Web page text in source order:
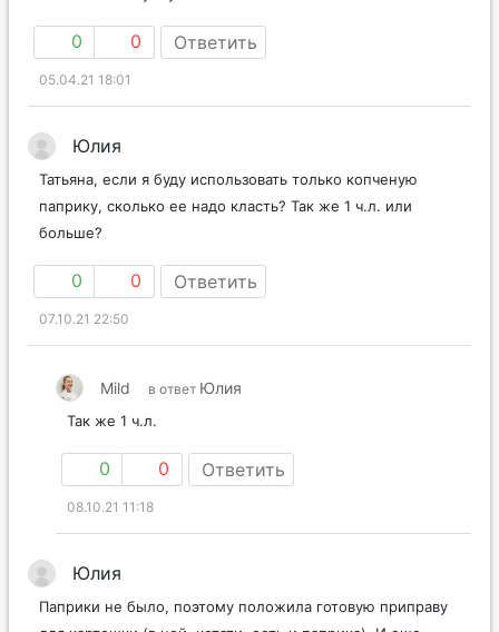
0 0 Ответить
05.04.21 18:01
Юлия
Татьяна, если я буду использовать только копченую
паприку, сколько ее надо класть? Так же 1 ч.л. или
больше?
0 0 Ответить
07.10.21 22:50
Mild в ответ Юлия
Так же 1 ч.л.
0 0 Ответить
08.10.21 11:18
Юлия
Паприки не было, поэтому положила готовую приправу